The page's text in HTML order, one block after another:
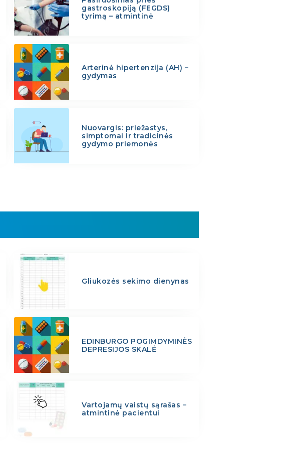
gastroskopiją (FEGDS)
tyrimą – atmintinė
Arterinė hipertenzija (AH) –
gydymas
Nuovargis: priežastys,
simptomai ir tradicinės
gydymo priemonės
Gliukozės sekimo dienynas
EDINBURGO POGIMDYMINĖS
DEPRESIJOS SKALĖ
Vartojamų vaistų sąrašas –
atmintinė pacientui